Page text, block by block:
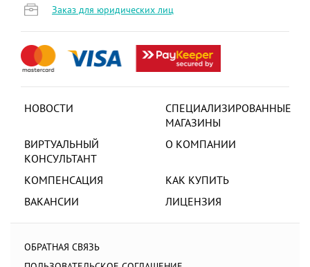
НОВОСТИ
СПЕЦИАЛИЗИРОВАННЫЕ
МАГАЗИНЫ
ВИРТУАЛЬНЫЙ
КОНСУЛЬТАНТ
О КОМПАНИИ
КОМПЕНСАЦИЯ
КАК КУПИТЬ
ВАКАНСИИ
ЛИЦЕНЗИЯ
ОБРАТНАЯ СВЯЗЬ
Заказ для юридических лиц